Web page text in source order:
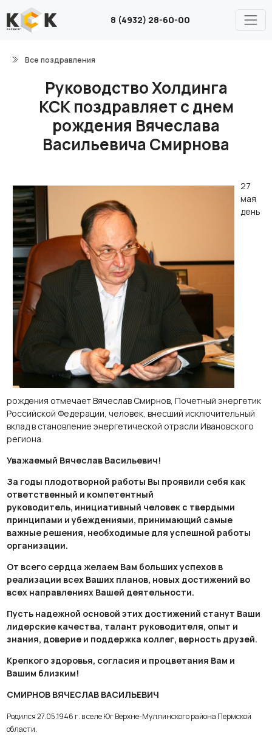
8 (4932) 28-60-00
Все поздравления
Руководство Холдинга
КСК поздравляет с днем
рождения Вячеслава
Васильевича Смирнова
27
мая
день
рождения отмечает Вячеслав Смирнов, Почетный энергетик
Российской Федерации, человек, внесший исключительный
вклад в становление энергетической отрасли Ивановского
региона.
Уважаемый Вячеслав Васильевич!
За годы плодотворной работы Вы проявили себя как
ответственный и компетентный
руководитель, инициативный человек с твердыми
принципами и убеждениями, принимающий самые
важные решения, необходимые для успешной работы
организации.
От всего сердца желаем Вам больших успехов в
реализации всех Ваших планов, новых достижений во
всех направлениях Вашей деятельности.
Пусть надежной основой этих достижений станут Ваши
лидерские качества, талант руководителя, опыт и
знания, доверие и поддержка коллег, верность друзей.
Крепкого здоровья, согласия и процветания Вам и
Вашим близким!
СМИРНОВ ВЯЧЕСЛАВ ВАСИЛЬЕВИЧ
Родился 27.05.1946 г. в селе Юг Верхне-Муллинского района Пермской
области.